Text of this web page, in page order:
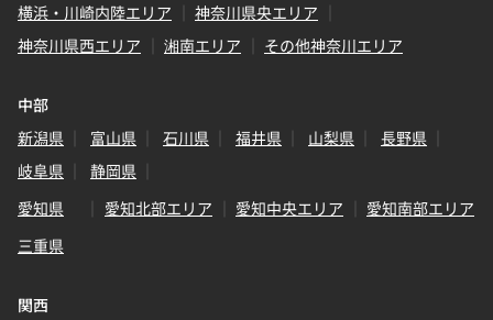
横浜・川崎内陸エリア
神奈川県央エリア
神奈川県西エリア
湘南エリア その他神奈川エリア
中部
新潟県
富山県 石川県 福井県 山梨県
長野県
岐阜県
静岡県
愛知県
愛知北部エリア 愛知中央エリア
愛知南部エリア
三重県
関西